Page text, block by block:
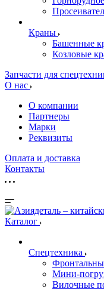
Краны
Башенные
Козловые
Запчасти для
О нас
О компании
Партнеры
Марки
Реквизиты
Оплата и доставка
Контакты
Каталог
Спецтехника
Мини-
Вилочные